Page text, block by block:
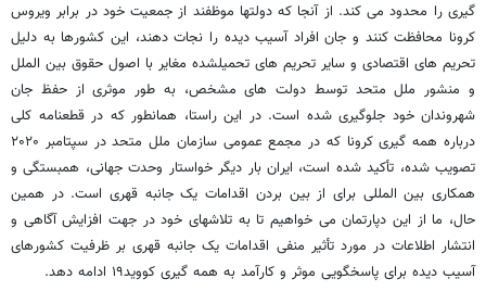
گیری را محدود می کند. از آنجا که دولتها موظفند از جمعیت خود در برابر ویروس
کرونا محافظت کنند و جان افراد آسیب دیده را نجات دهند، این کشورها به دلیل
تحریم های اقتصادی و سایر تحریم های تحمیل­شده مغایر با اصول حقوق بین الملل
و منشور ملل متحد توسط دولت های مشخص، به طور موثری از حفظ جان
شهروندان خود جلوگیری شده است. در این راستا، همانطور که در قطعنامه کلی
درباره همه گیری کرونا که در مجمع عمومی سازمان ملل متحد در سپتامبر ۲۰۲۰
تصویب شده، تأکید شده است، ایران بار دیگر خواستار وحدت جهانی، همبستگی و
همکاری بین المللی برای از بین بردن اقدامات یک جانبه قهری است. در همین
حال، ما از این دپارتمان می خواهیم تا به تلاشهای خود در جهت افزایش آگاهی و
انتشار اطلاعات در مورد تأثیر منفی اقدامات یک جانبه قهری بر ظرفیت کشورهای
آسیب دیده برای پاسخگویی موثر و کارآمد به همه گیری کووید۱۹ ادامه دهد.